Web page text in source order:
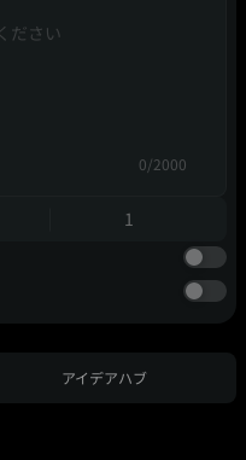
0/2000
1
アイデアハブ